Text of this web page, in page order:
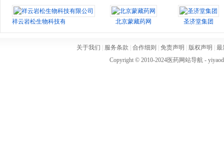
祥云岩松生物科技有限公司 北京蒙藏药网 圣济堂集团
关于我们 服务条款 合作细则 免责声明 版权声明
最
Copyright © 2010-2024医药网站导航-